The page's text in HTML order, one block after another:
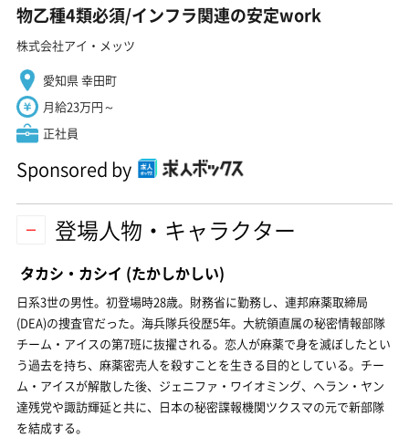
物乙種4類必須/インフラ関連の安定work
株式会社アイ・メッツ
愛知県 幸田町
月給23万円～
正社員
Sponsored by
登場人物・キャラクター
タカシ・カシイ (たかしかしい)
日系3世の男性。初登場時28歳。財務省に勤務し、連邦麻薬取締局
(DEA)の捜査官だった。海兵隊兵役歴5年。大統領直属の秘密情報部隊
チーム・アイスの第7班に抜擢される。恋人が麻薬で身を滅ぼしたとい
う過去を持ち、麻薬密売人を殺すことを生きる目的としている。チー
ム・アイスが解散した後、ジェニファ・ワイオミング、ヘラン・ヤン
達残党や諏訪輝延と共に、日本の秘密諜報機関ツクスマの元で新部隊
を結成する。